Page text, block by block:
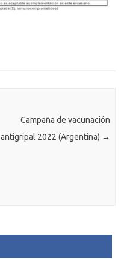
Campaña de vacunación
antigripal 2022 (Argentina) →